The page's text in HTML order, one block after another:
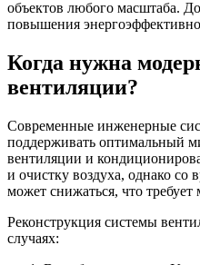
объектов любого масштаба.
повышения
Когда нужна
вентиляции?
Современные инженерные
поддерживать оптимальный
вентиляции и
и очистку воздуха, однако со
может снижаться, что требует
Реконструкция системы
случаях: